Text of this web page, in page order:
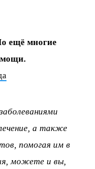
ещё многие
а также
помогая им в
можете и вы,